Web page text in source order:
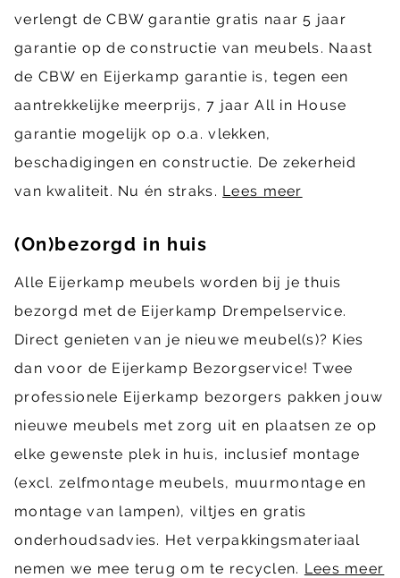
verlengt de CBW garantie gratis naar 5 jaar
garantie op de constructie van meubels. Naast
de CBW en Eijerkamp garantie is, tegen een
aantrekkelijke meerprijs, 7 jaar All in House
garantie mogelijk op o.a. vlekken,
beschadigingen en constructie. De zekerheid
van kwaliteit. Nu én straks. Lees meer
(On)bezorgd in huis
Alle Eijerkamp meubels worden bij je thuis
bezorgd met de Eijerkamp Drempelservice.
Direct genieten van je nieuwe meubel(s)? Kies
dan voor de Eijerkamp Bezorgservice! Twee
professionele Eijerkamp bezorgers pakken jouw
nieuwe meubels met zorg uit en plaatsen ze op
elke gewenste plek in huis, inclusief montage
(excl. zelfmontage meubels, muurmontage en
montage van lampen), viltjes en gratis
onderhoudsadvies. Het verpakkingsmateriaal
nemen we mee terug om te recyclen. Lees meer